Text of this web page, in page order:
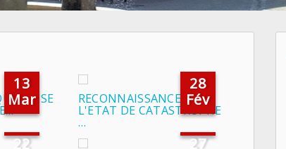
13
Mar
: MISE
28
Fév
RECONNAISSANCE DE
L'ETAT DE CATASTROPHE
…
22
27